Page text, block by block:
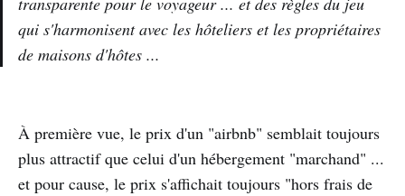
qui s'harmonisent avec les hôteliers et les propriétaires
de maisons d'hôtes ...
À première vue, le prix d'un "airbnb" semblait toujours
plus attractif que celui d'un hébergement "marchand" ...
et pour cause, le prix s'affichait toujours "hors frais de